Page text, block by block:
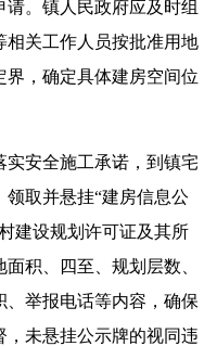
。镇人民政府应及时组
相关工作人员按批准用地
，确定具体建房空间位
安全施工承诺，到镇宅
取并悬挂“建房信息公
建设规划许可证及其所
积、四至、规划层数、
举报电话等内容，确保
未悬挂公示牌的视同违